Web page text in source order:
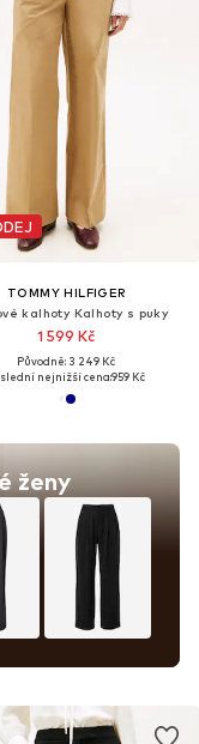
ženy
TOMMY HILFIGER
kalhoty Kalhoty s puky
1 599 Kč
Původně: 3 249 Kč
nejnižší cena:959 Kč